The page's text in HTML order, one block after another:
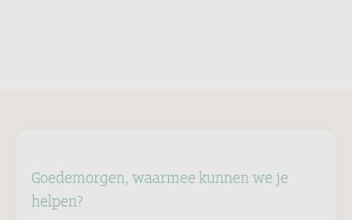
Goedemorgen, waarmee kunnen we je
helpen?